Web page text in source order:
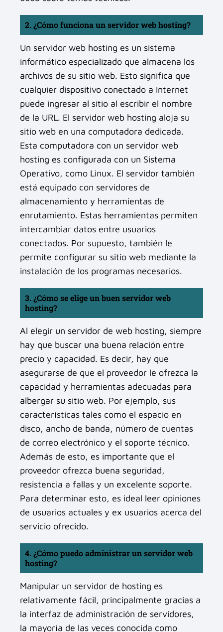
2. ¿Cómo funciona un servidor web hosting?
Un servidor web hosting es un sistema
informático especializado que almacena los
archivos de su sitio web. Esto significa que
cualquier dispositivo conectado a Internet
puede ingresar al sitio al escribir el nombre
de la URL. El servidor web hosting aloja su
sitio web en una computadora dedicada.
Esta computadora con un servidor web
hosting es configurada con un Sistema
Operativo, como Linux. El servidor también
está equipado con servidores de
almacenamiento y herramientas de
enrutamiento. Estas herramientas permiten
intercambiar datos entre usuarios
conectados. Por supuesto, también le
permite configurar su sitio web mediante la
instalación de los programas necesarios.
3. ¿Cómo se elige un buen servidor web
hosting?
Al elegir un servidor de web hosting, siempre
hay que buscar una buena relación entre
precio y capacidad. Es decir, hay que
asegurarse de que el proveedor le ofrezca la
capacidad y herramientas adecuadas para
albergar su sitio web. Por ejemplo, sus
características tales como el espacio en
disco, ancho de banda, número de cuentas
de correo electrónico y el soporte técnico.
Además de esto, es importante que el
proveedor ofrezca buena seguridad,
resistencia a fallas y un excelente soporte.
Para determinar esto, es ideal leer opiniones
de usuarios actuales y ex usuarios acerca del
servicio ofrecido.
4. ¿Cómo puedo administrar un servidor web
hosting?
Manipular un servidor de hosting es
relativamente fácil, principalmente gracias a
la interfaz de administración de servidores,
la mayoría de las veces conocida como